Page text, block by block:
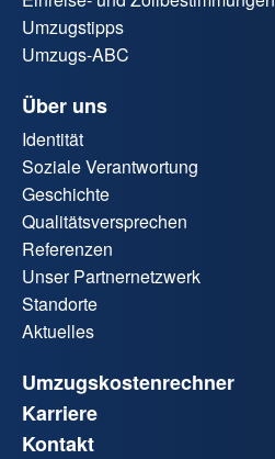
Umzugstipps
Umzugs-ABC
Über uns
Identität
Soziale Verantwortung
Geschichte
Qualitätsversprechen
Referenzen
Unser Partnernetzwerk
Standorte
Aktuelles
Umzugskostenrechner
Karriere
Kontakt